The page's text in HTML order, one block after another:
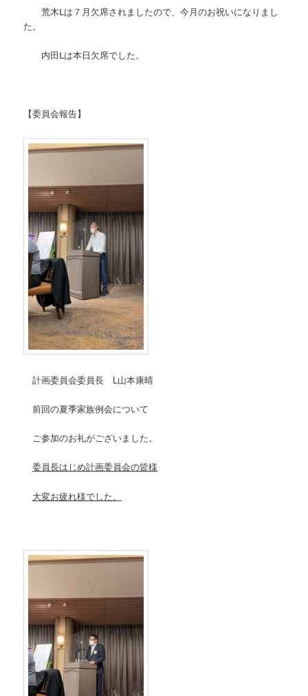
荒木Ⅼは７月欠席されましたので、今月のお祝いになりまし
た。
内田Ⅼは本日欠席でした。
【委員会報告】
計画委員会委員長 L山本康晴
前回の夏季家族例会について
ご参加のお礼がございました。
委員長はじめ計画委員会の皆様
大変お疲れ様でした。